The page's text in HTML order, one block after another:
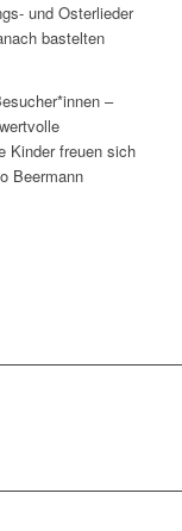
und Osterlieder
bastelten
–
Kinder freuen sich
Beermann